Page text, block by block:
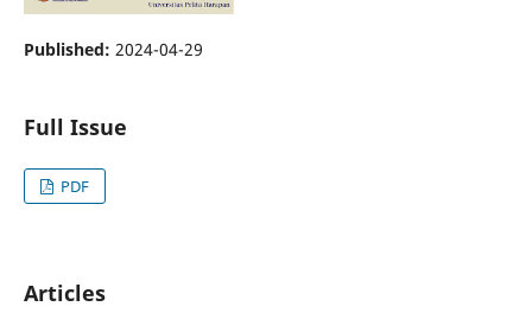
Published: 2024-04-29
Full Issue
PDF
Articles